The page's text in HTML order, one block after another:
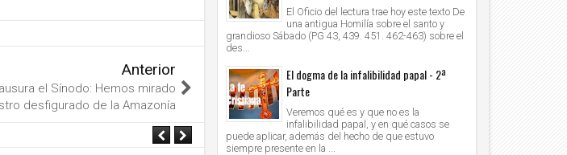
Anterior
el Sínodo: Hemos mirado
desfigurado de la Amazonía
El Oficio del lectura trae hoy este texto De
una antigua Homilía sobre el santo y
grandioso Sábado (PG 43, 439. 451. 462-463) sobre el
des...
El dogma de la infalibilidad papal - 2ª
Parte
Veremos qué es y que no es la
infalibilidad papal, y en qué casos se
puede aplicar, además del hecho de que estuvo
siempre presente en la ...